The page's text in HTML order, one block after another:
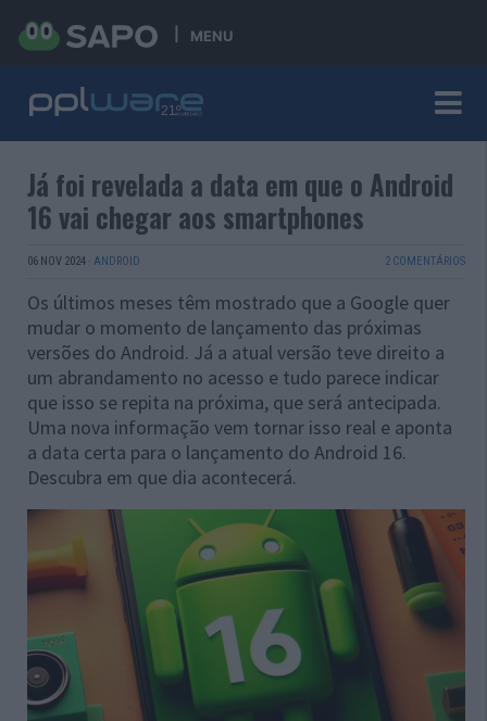
MENU
Já foi revelada a data em que o Android
16 vai chegar aos smartphones
06 NOV 2024 · ANDROID 2 COMENTÁRIOS
Os últimos meses têm mostrado que a Google quer
mudar o momento de lançamento das próximas
versões do Android. Já a atual versão teve direito a
um abrandamento no acesso e tudo parece indicar
que isso se repita na próxima, que será antecipada.
Uma nova informação vem tornar isso real e aponta
a data certa para o lançamento do Android 16.
Descubra em que dia acontecerá.